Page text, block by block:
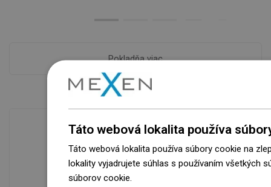
Pokladňa viac
Dostupnosť tovaru
Naše výrobky na vás čakajú v
modernom sklade.Vždy pripravený na
Táto webová lokalita používa
Táto webová lokalita používa súbory cookie na
lokality vyjadrujete súhlas s používaním všetkých
súborov cookie.